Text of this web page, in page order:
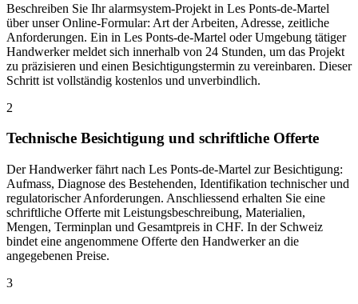
Beschreiben Sie Ihr alarmsystem-Projekt in Les Ponts-de-Martel
über unser Online-Formular: Art der Arbeiten, Adresse, zeitliche
Anforderungen. Ein in Les Ponts-de-Martel oder Umgebung tätiger
Handwerker meldet sich innerhalb von 24 Stunden, um das Projekt
zu präzisieren und einen Besichtigungstermin zu vereinbaren. Dieser
Schritt ist vollständig kostenlos und unverbindlich.
2
Technische Besichtigung und schriftliche Offerte
Der Handwerker fährt nach Les Ponts-de-Martel zur Besichtigung:
Aufmass, Diagnose des Bestehenden, Identifikation technischer und
regulatorischer Anforderungen. Anschliessend erhalten Sie eine
schriftliche Offerte mit Leistungsbeschreibung, Materialien,
Mengen, Terminplan und Gesamtpreis in CHF. In der Schweiz
bindet eine angenommene Offerte den Handwerker an die
angegebenen Preise.
3